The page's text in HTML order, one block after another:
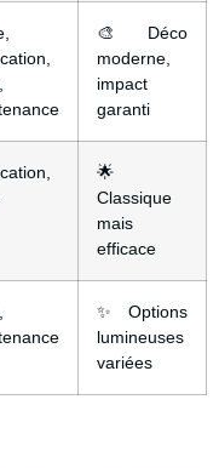
🎨 Déco
moderne,
impact
garanti
🌟
Classique
mais
efficace
✨ Options
lumineuses
variées